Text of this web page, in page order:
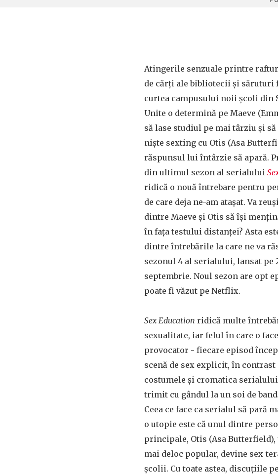
Atingerile senzuale printre
de cărți ale bibliotecii și
curtea campusului noii școli din
Unite o determină pe Maeve
să lase studiul pe mai târziu și
niște sexting cu Otis (Asa
răspunsul lui întârzie să apară.
din ultimul sezon al serialului
ridică o nouă întrebare pentru
de care deja ne-am atașat. Va
dintre Maeve și Otis să își
în fața testului distanței? Asta
dintre întrebările la care ne va
sezonul 4 al serialului, lansat pe
septembrie. Noul sezon are opt
poate fi văzut pe Netflix.
Sex Education ridică multe
sexualitate, iar felul în care o
provocator - fiecare episod
scenă de sex explicit, în contrast
costumele și cromatica
trimit cu gândul la un soi de
Ceea ce face ca serialul să pară
o utopie este că unul dintre
principale, Otis (Asa Butterfield),
mai deloc popular, devine sex-
școlii. Cu toate astea, discuțiile